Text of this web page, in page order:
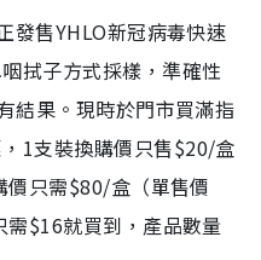
發售YHLO新冠病毒快速
拭子方式採樣，準確性
結果。現時於門市買滿指
1支裝換購價只售$20/盒
價只需$80/盒（單售價
$16就買到，產品數量